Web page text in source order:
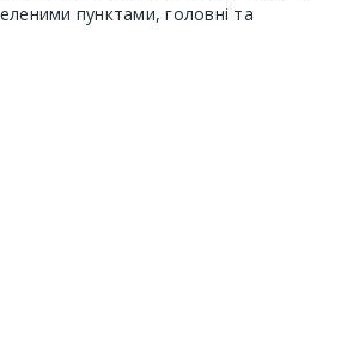
пунктами, головні та